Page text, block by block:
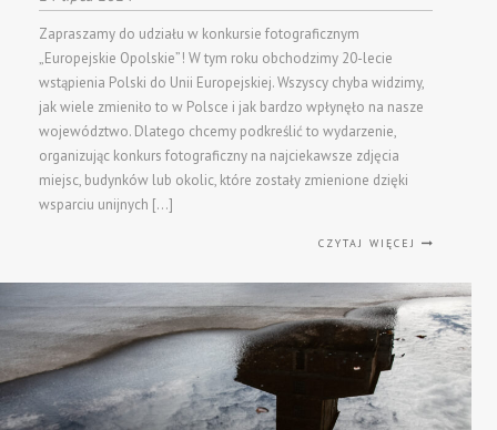
Zapraszamy do udziału w konkursie fotograficznym
„Europejskie Opolskie”! W tym roku obchodzimy 20-lecie
wstąpienia Polski do Unii Europejskiej. Wszyscy chyba widzimy,
jak wiele zmieniło to w Polsce i jak bardzo wpłynęło na nasze
województwo. Dlatego chcemy podkreślić to wydarzenie,
organizując konkurs fotograficzny na najciekawsze zdjęcia
miejsc, budynków lub okolic, które zostały zmienione dzięki
wsparciu unijnych […]
CZYTAJ WIĘCEJ